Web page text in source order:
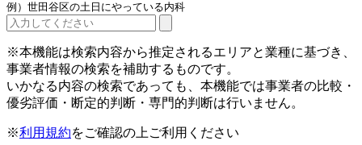
例）世田谷区の土日にやっている内科
※本機能は検索内容から推定されるエリアと業種に基づき、
事業者情報の検索を補助するものです。
いかなる内容の検索であっても、本機能では事業者の比較・
優劣評価・断定的判断・専門的判断は行いません。
※利用規約をご確認の上ご利用ください